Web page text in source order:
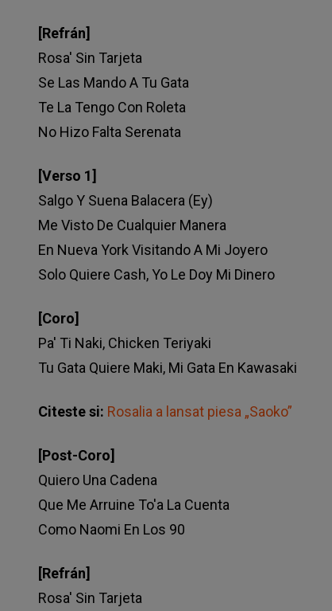
[Refrán]
Rosa' Sin Tarjeta
Se Las Mando A Tu Gata
Te La Tengo Con Roleta
No Hizo Falta Serenata
[Verso 1]
Salgo Y Suena Balacera (Ey)
Me Visto De Cualquier Manera
En Nueva York Visitando A Mi Joyero
Solo Quiere Cash, Yo Le Doy Mi Dinero
[Coro]
Pa' Ti Naki, Chicken Teriyaki
Tu Gata Quiere Maki, Mi Gata En Kawasaki
Citeste si: Rosalia a lansat piesa „Saoko”
[Post-Coro]
Quiero Una Cadena
Que Me Arruine To'a La Cuenta
Como Naomi En Los 90
[Refrán]
Rosa' Sin Tarjeta